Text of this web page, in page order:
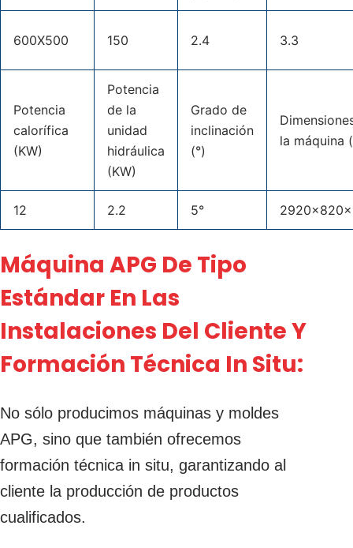
600X500 150 2.4 3.3
Potencia
calorífica
(KW)
Potencia
de la
unidad
hidráulica
(KW)
Grado de
inclinación
(°)
la máquina
12 2.2 5°
Máquina APG De Tipo
Estándar En Las
Instalaciones Del Cliente Y
Formación Técnica In Situ:
No sólo producimos máquinas y moldes
APG, sino que también ofrecemos
formación técnica in situ, garantizando al
cliente la producción de productos
cualificados.